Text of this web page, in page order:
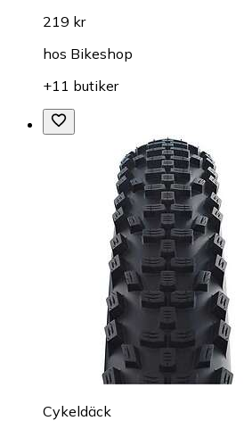
219 kr
hos Bikeshop
+11 butiker
Cykeldäck